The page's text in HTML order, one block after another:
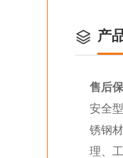
产
售后
安全
锈钢
理、